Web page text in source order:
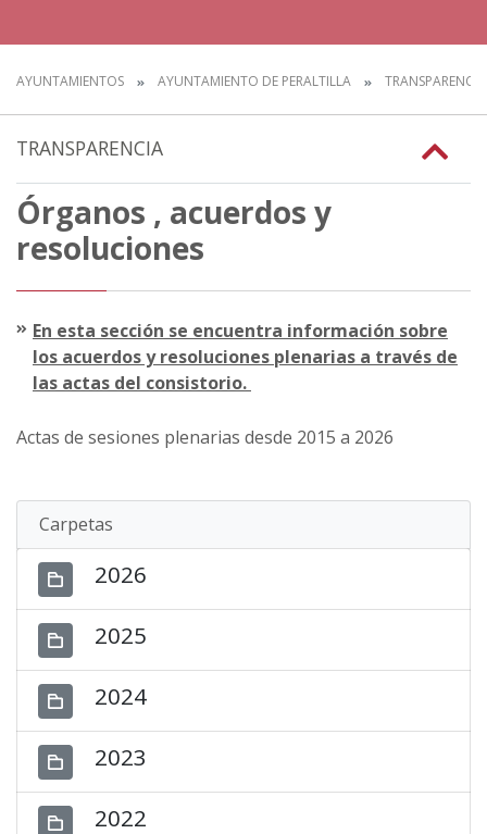
AYUNTAMIENTOS AYUNTAMIENTO DE PERALTILLA TRANSPARENCIA
TRANSPARENCIA
Órganos , acuerdos y
resoluciones
En esta sección se encuentra información sobre
los acuerdos y resoluciones plenarias a través de
las actas del consistorio.
Actas de sesiones plenarias desde 2015 a 2026
Carpetas
2026
2025
2024
2023
2022